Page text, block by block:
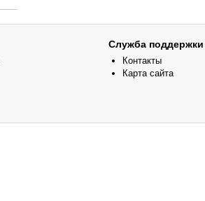
Служба поддержки
Контакты
Карта сайта